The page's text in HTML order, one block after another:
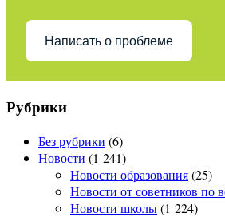
Написать о проблеме
Рубрики
Без рубрики (6)
Новости (1 241)
Новости образования(25)
Новости от советников по
Новости школы(1 224)